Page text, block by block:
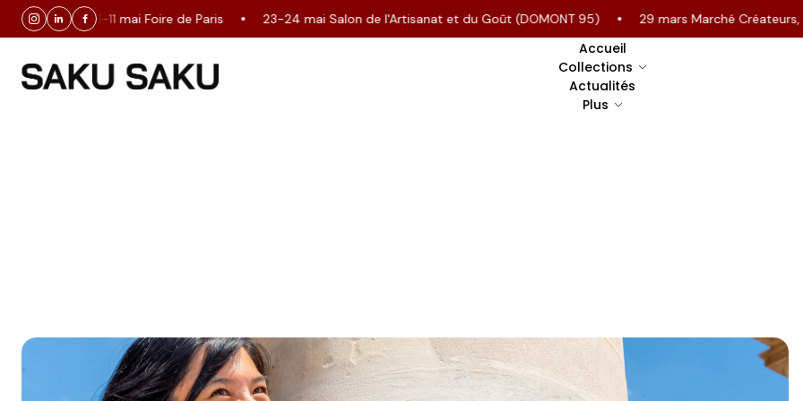
30 avril-11 mai Foire de Paris 23-24 mai Salon de l'Artisanat et du Goût (DOMONT 95) 29 mars Marché Créateurs,
Accueil
Collections
Actualités
Plus